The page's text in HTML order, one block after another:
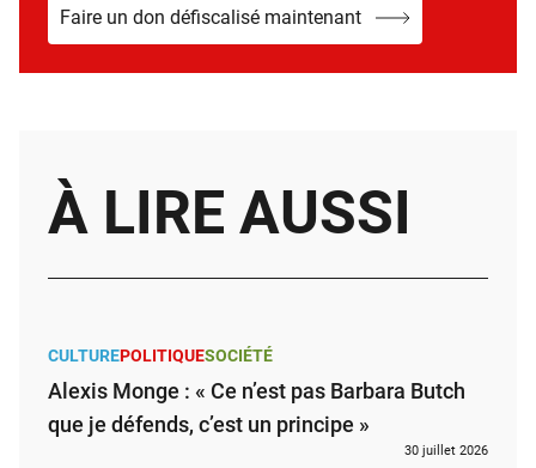
Faire un don défiscalisé maintenant
À LIRE AUSSI
CULTUREPOLITIQUESOCIÉTÉ
Alexis Monge : « Ce n’est pas Barbara Butch
que je défends, c’est un principe »
30 juillet 2026